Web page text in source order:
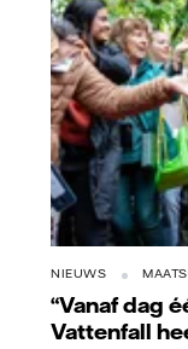
NIEUWS
“Vanaf dag
Vattenfall